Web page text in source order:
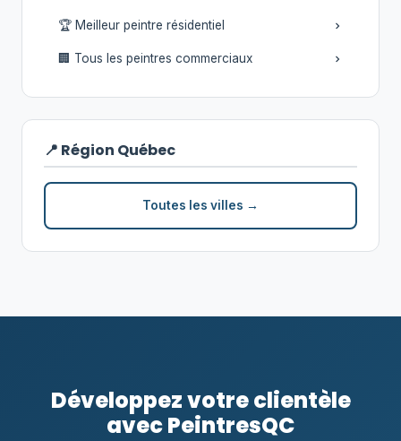
🏆 Meilleur peintre résidentiel
🏢 Tous les peintres commerciaux
📍 Région Québec
Toutes les villes →
Développez votre clientèle
avec PeintresQC